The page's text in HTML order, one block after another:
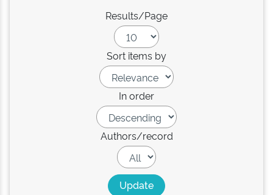
Results/Page
Sort items by
In order
Authors/record